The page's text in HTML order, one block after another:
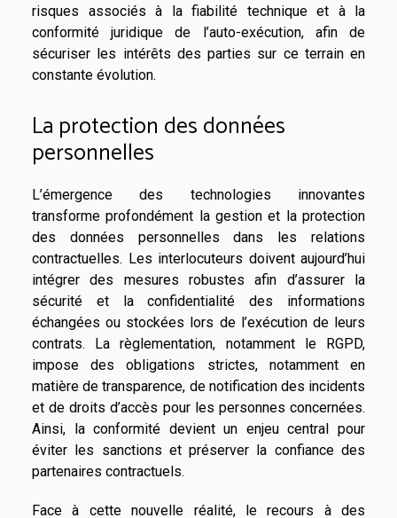
risques associés à la fiabilité technique et à la
conformité juridique de l’auto-exécution, afin de
sécuriser les intérêts des parties sur ce terrain en
constante évolution.
La protection des données
personnelles
L’émergence des technologies innovantes
transforme profondément la gestion et la protection
des données personnelles dans les relations
contractuelles. Les interlocuteurs doivent aujourd’hui
intégrer des mesures robustes afin d’assurer la
sécurité et la confidentialité des informations
échangées ou stockées lors de l’exécution de leurs
contrats. La règlementation, notamment le RGPD,
impose des obligations strictes, notamment en
matière de transparence, de notification des incidents
et de droits d’accès pour les personnes concernées.
Ainsi, la conformité devient un enjeu central pour
éviter les sanctions et préserver la confiance des
partenaires contractuels.
Face à cette nouvelle réalité, le recours à des